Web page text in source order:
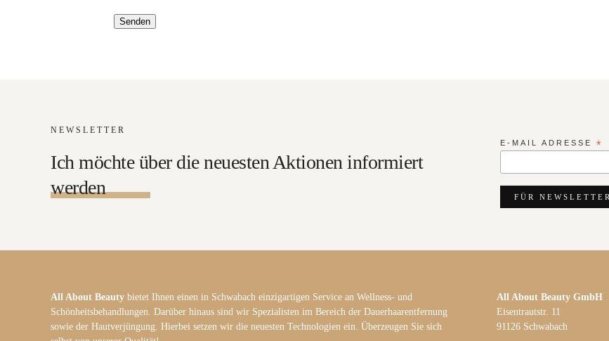
NEWSLETTER
Ich möchte über die neuesten Aktionen informiert
werden
E-MAIL ADRESSE *
All About Beauty bietet Ihnen einen in Schwabach einzigartigen Service an Wellness- und
Schönheitsbehandlungen. Darüber hinaus sind wir Spezialisten im Bereich der Dauerhaarentfernung
sowie der Hautverjüngung. Hierbei setzen wir die neuesten Technologien ein. Überzeugen Sie sich
All About Beauty GmbH
Eisentrautstr. 11
91126 Schwabach